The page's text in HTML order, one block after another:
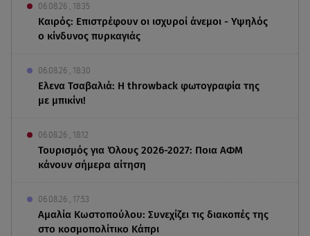
06.08.26 , 18:35
Καιρός: Επιστρέφουν οι ισχυροί άνεμοι - Υψηλός
ο κίνδυνος πυρκαγιάς
06.08.26 , 18:30
Ελενα Τσαβαλιά: Η throwback φωτογραφία της
με μπικίνι!
06.08.26 , 18:12
Τουρισμός για Όλους 2026-2027: Ποια ΑΦΜ
κάνουν σήμερα αίτηση
06.08.26 , 17:53
Αμαλία Κωστοπούλου: Συνεχίζει τις διακοπές της
στο κοσμοπολίτικο Κάπρι